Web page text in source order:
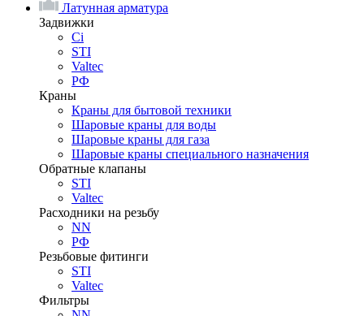
Латунная арматура
Задвижки
Ci
STI
Valtec
РФ
Краны
Краны для бытовой техники
Шаровые краны для воды
Шаровые краны для газа
Шаровые краны специального назначения
Обратные клапаны
STI
Valtec
Расходники на резьбу
NN
РФ
Резьбовые фитинги
STI
Valtec
Фильтры